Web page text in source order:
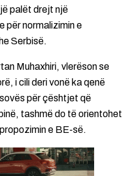
palët drejt një
për normalizimin e
Serbisë.
Muhaxhiri, vlerëson se
i cili deri vonë ka qenë
për çështjet që
tashmë do të orientohet
e BE-së.